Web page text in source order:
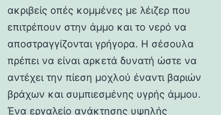
ακριβείς οπές κομμένες με λέιζερ που
επιτρέπουν στην άμμο και το νερό να
αποστραγγίζονται γρήγορα. Η σέσουλα
πρέπει να είναι αρκετά δυνατή ώστε να
αντέχει την πίεση μοχλού έναντι βαριών
βράχων και συμπιεσμένης υγρής άμμου.
Ένα εργαλείο ανάκτησης υψηλής